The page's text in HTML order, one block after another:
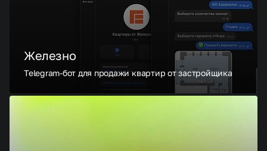
Железно
Telegram-бот для продажи квартир от застройщика